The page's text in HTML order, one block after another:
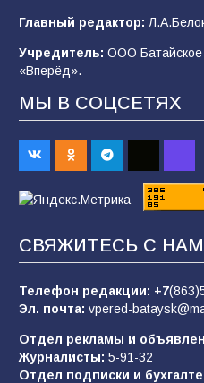
строительные
спортивного праздника
90
Батайским
Евгений Остапенко
Батайчане вышли в
конкурса «Большая
Главный редактор:
Учредитель: ООО Батайское
«Вперёд».
МЫ В СОЦСЕТЯХ
СВЯЖИТЕСЬ С
Телефон редакции: +7
Эл. почта: vpered-
Отдел рекламы и
Журналисты: 5-91-32
Отдел подписки и